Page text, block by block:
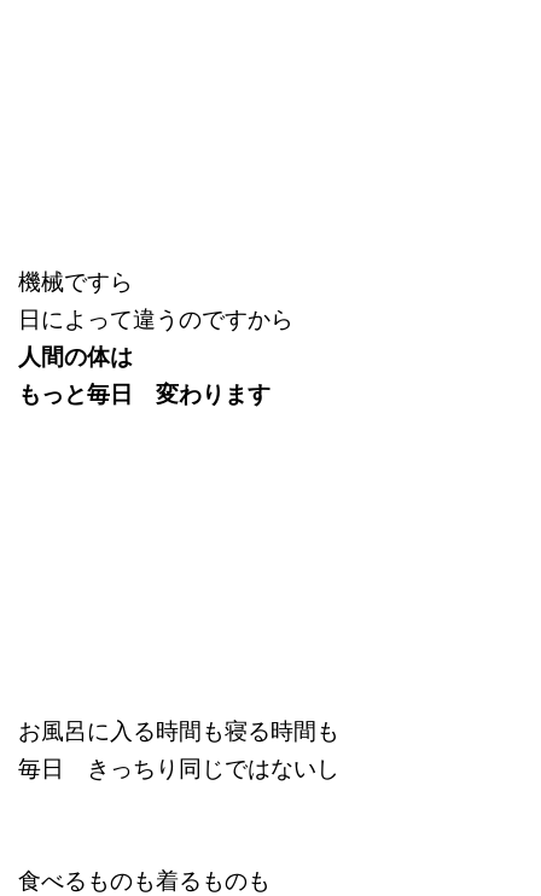
機械ですら
日によって違うのですから
人間の体は
もっと毎日 変わります
お風呂に入る時間も寝る時間も
毎日 きっちり同じではないし
食べるものも着るものも